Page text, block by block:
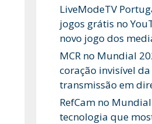
LiveModeTV
jogos grátis no
novo jogo dos
MCR no Mundial
coração invisível da
transmissão em
RefCam no
tecnologia que